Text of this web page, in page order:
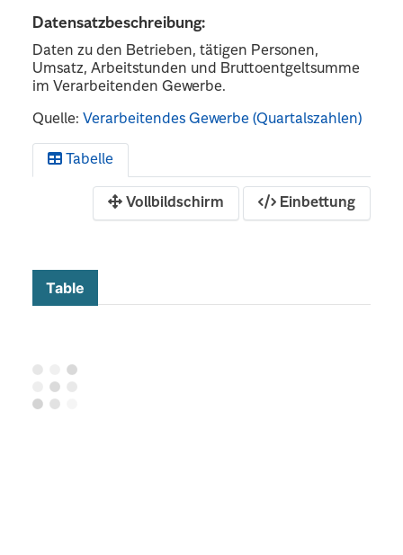
Datensatzbeschreibung:
Daten zu den Betrieben, tätigen Personen,
Umsatz, Arbeitstunden und Bruttoentgeltsumme
im Verarbeitenden Gewerbe.
Quelle: Verarbeitendes Gewerbe (Quartalszahlen)
Tabelle
Vollbildschirm Einbettung